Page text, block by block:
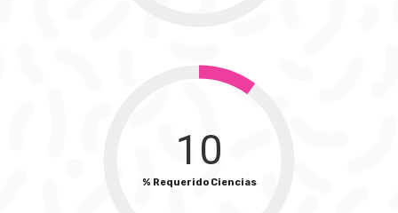
10
% Requerido Ciencias